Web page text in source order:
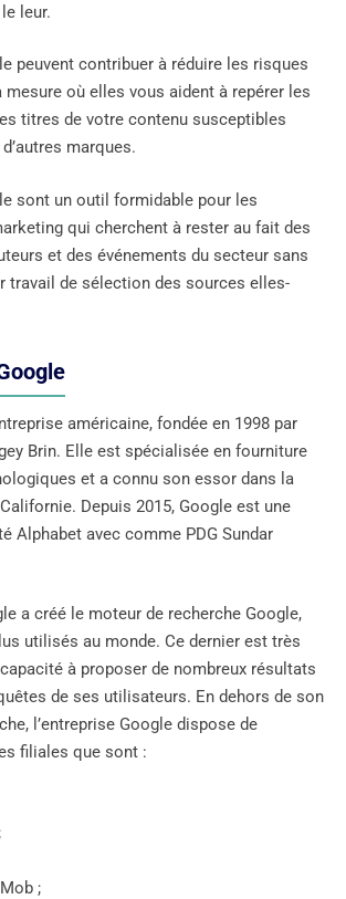
leur.
peuvent contribuer à réduire les risques
mesure où elles vous aident à repérer les
titres de votre contenu susceptibles
marques.
sont un outil formidable pour les
qui cherchent à rester au fait des
et des événements du secteur sans
travail de sélection des sources elles-
américaine, fondée en 1998 par
Brin. Elle est spécialisée en fourniture
et a connu son essor dans la
Depuis 2015, Google est une
Alphabet avec comme PDG Sundar
a créé le moteur de recherche Google,
utilisés au monde. Ce dernier est très
à proposer de nombreux résultats
de ses utilisateurs. En dehors de son
l’entreprise Google dispose de
filiales que sont :
;